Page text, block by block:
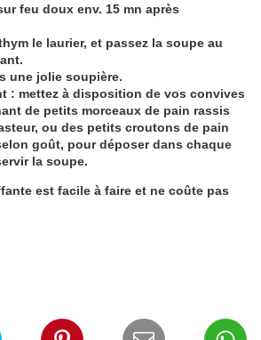
feu doux env. 15 mn après
le laurier, et passez la soupe au
une jolie soupière.
: mettez à disposition de vos convives
de petits morceaux de pain rassis
ou des petits croutons de pain
goût, pour déposer dans chaque
la soupe.
est facile à faire et ne coûte pas